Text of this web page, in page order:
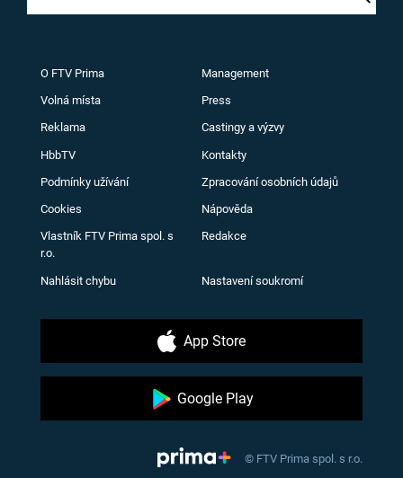
O FTV Prima Management
Volná místa Press
Reklama Castingy a výzvy
HbbTV Kontakty
Podmínky užívání Zpracování osobních údajů
Cookies Nápověda
Vlastník FTV Prima spol. s
r.o.
Redakce
Nahlásit chybu Nastavení soukromí
App Store
Google Play
© FTV Prima spol. s r.o.